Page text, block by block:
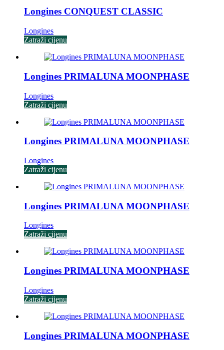
Longines CONQUEST CLASSIC
Longines
Zatraži cijenu
Longines PRIMALUNA MOONPHASE
Longines
Zatraži cijenu
Longines PRIMALUNA MOONPHASE
Longines
Zatraži cijenu
Longines PRIMALUNA MOONPHASE
Longines
Zatraži cijenu
Longines PRIMALUNA MOONPHASE
Longines
Zatraži cijenu
Longines PRIMALUNA MOONPHASE